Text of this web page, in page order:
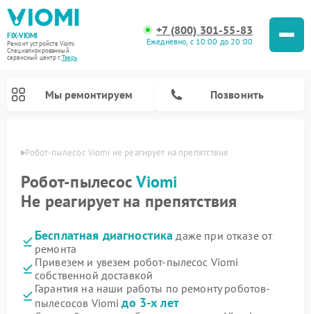
FIX-VIOMI
Ремонт устройств Viomi
Специализированный
cервисный центр г.Тверь
+7 (800) 301-55-83
Ежедневно, с 10:00 до 20:00
Мы ремонтируем Позвонить
Робот-пылесос Viomi не реагирует на препятствия
Робот-пылесосViomi
Не реагирует на препятствия
Бесплатная диагностика даже при отказе от
ремонта
Привезем и увезем робот-пылесос Viomi
собственной доставкой
Гарантия на наши работы по ремонту роботов-
пылесосов Viomiдо 3-х лет